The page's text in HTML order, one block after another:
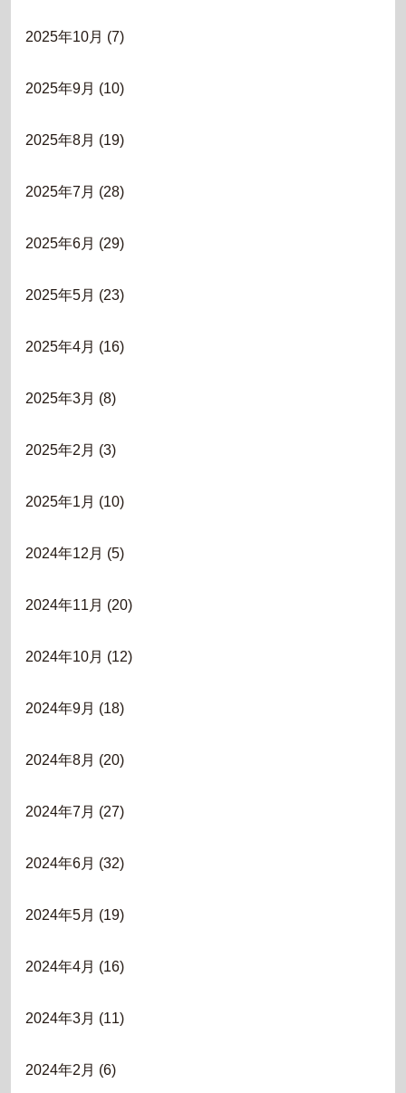
2025年10月 (7)
2025年9月 (10)
2025年8月 (19)
2025年7月 (28)
2025年6月 (29)
2025年5月 (23)
2025年4月 (16)
2025年3月 (8)
2025年2月 (3)
2025年1月 (10)
2024年12月 (5)
2024年11月 (20)
2024年10月 (12)
2024年9月 (18)
2024年8月 (20)
2024年7月 (27)
2024年6月 (32)
2024年5月 (19)
2024年4月 (16)
2024年3月 (11)
2024年2月 (6)